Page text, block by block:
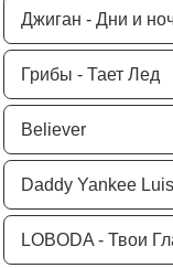
Джиган - Дни и
Грибы - Тает Лед
Believer
Daddy Yankee
LOBODA - Твои